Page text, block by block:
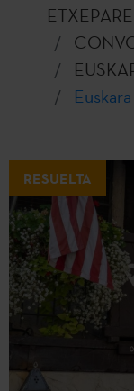
RESUELTA